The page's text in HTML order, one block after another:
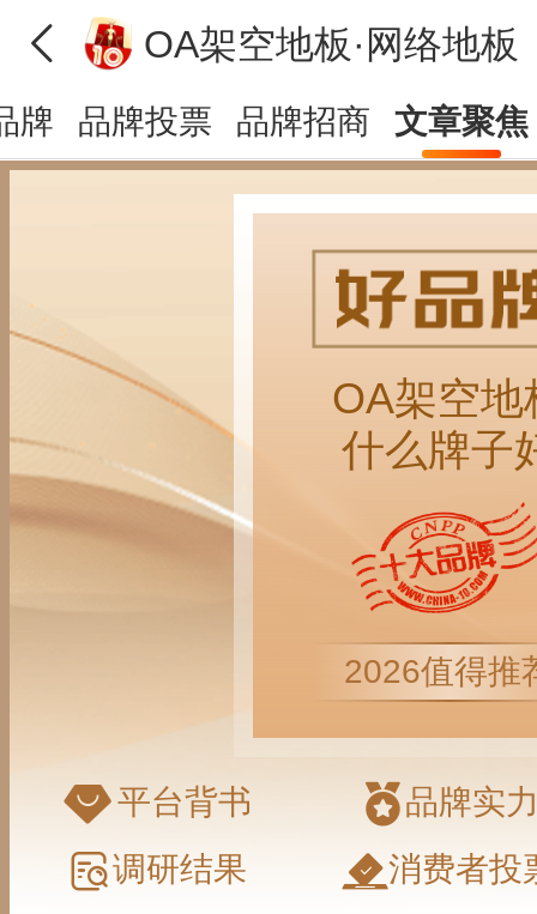
OA架空地板·网络地板
牌 品牌投票 品牌招商 文章聚焦
OA架空地
什么牌子
2026值得推
平台背书
品牌实
调研结果
消费者投